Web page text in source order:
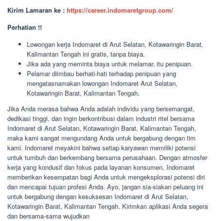
Kirim Lamaran ke : https://career.indomaretgroup.com/
Perhatian !!
Lowongan kerja Indomaret di Arut Selatan, Kotawaringin Barat,
Kalimantan Tengah ini gratis, tanpa biaya.
Jika ada yang meminta biaya untuk melamar, itu penipuan.
Pelamar diimbau berhati-hati terhadap penipuan yang
mengatasnamakan lowongan Indomaret Arut Selatan,
Kotawaringin Barat, Kalimantan Tengah.
Jika Anda merasa bahwa Anda adalah individu yang bersemangat,
dedikasi tinggi, dan ingin berkontribusi dalam industri ritel bersama
Indomaret di Arut Selatan, Kotawaringin Barat, Kalimantan Tengah,
maka kami sangat mengundang Anda untuk bergabung dengan tim
kami. Indomaret meyakini bahwa setiap karyawan memiliki potensi
untuk tumbuh dan berkembang bersama perusahaan. Dengan atmosfer
kerja yang kondusif dan fokus pada layanan konsumen, Indomaret
memberikan kesempatan bagi Anda untuk mengeksplorasi potensi diri
dan mencapai tujuan profesi Anda. Ayo, jangan sia-siakan peluang ini
untuk bergabung dengan kesuksesan Indomaret di Arut Selatan,
Kotawaringin Barat, Kalimantan Tengah. Kirimkan aplikasi Anda segera
dan bersama-sama wujudkan